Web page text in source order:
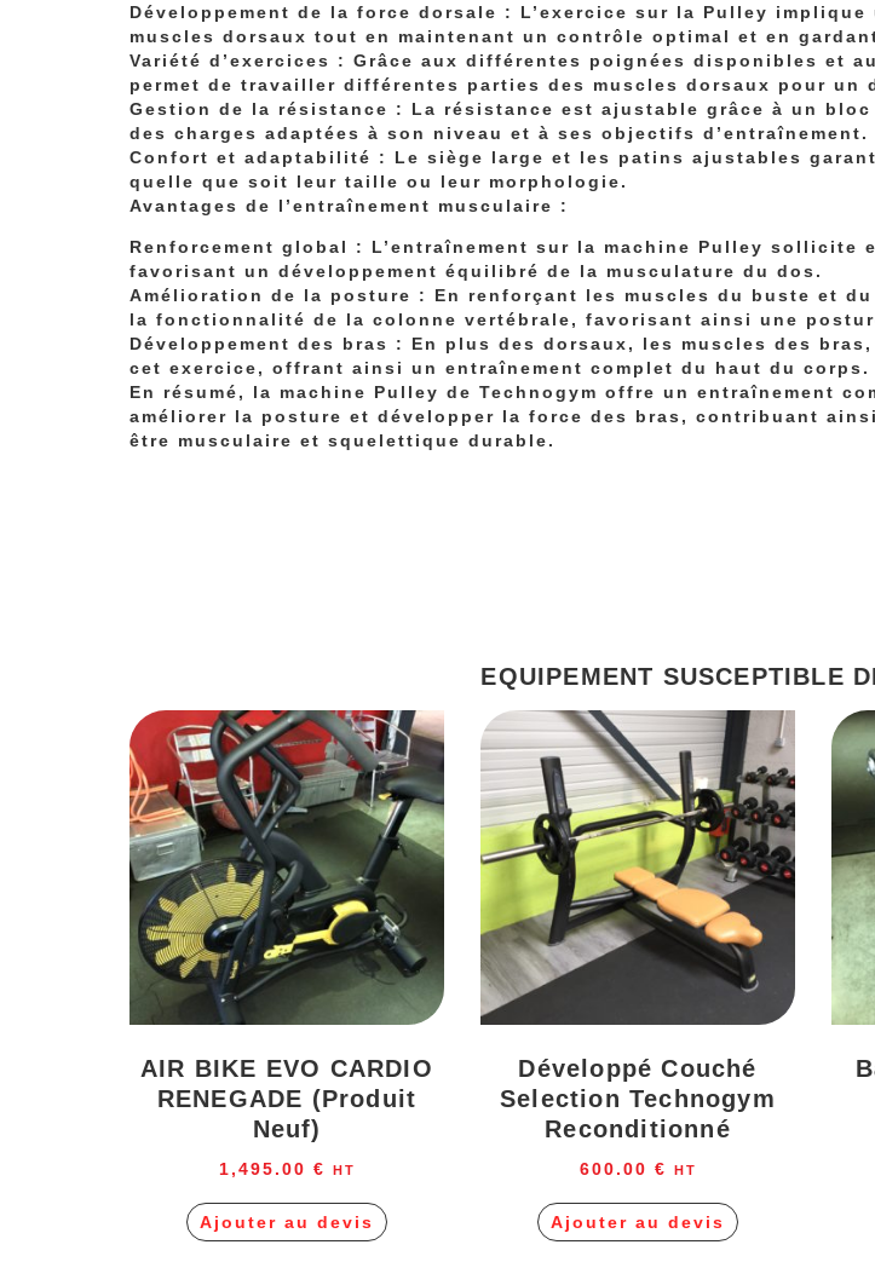
Développement de la force dorsale : L’exercice sur la Pulley
muscles dorsaux tout en maintenant un contrôle optimal et en
Variété d’exercices : Grâce aux différentes poignées disponibles et
permet de travailler différentes parties des muscles dorsaux pour un
Gestion de la résistance : La résistance est ajustable grâce à un
des charges adaptées à son niveau et à ses objectifs d’entraînement.
Confort et adaptabilité : Le siège large et les patins ajustables
quelle que soit leur taille ou leur morphologie.
Avantages de l’entraînement musculaire :
Renforcement global : L’entraînement sur la machine Pulley
favorisant un développement équilibré de la musculature du dos.
Amélioration de la posture : En renforçant les muscles du buste et
la fonctionnalité de la colonne vertébrale, favorisant ainsi une
Développement des bras : En plus des dorsaux, les muscles des
cet exercice, offrant ainsi un entraînement complet du haut du corps.
En résumé, la machine Pulley de Technogym offre un entraînement
améliorer la posture et développer la force des bras, contribuant
être musculaire et squelettique durable.
EQUIPEMENT SUSCEPTIBLE
AIR BIKE EVO CARDIO
RENEGADE (produit
Neuf)
1,495.00 € HT
Ajouter au devis
Développé Couché
Selection Technogym
Reconditionné
600.00 € HT
Ajouter au devis